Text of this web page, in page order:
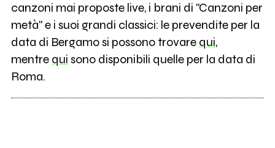
canzoni mai proposte live, i brani di "Canzoni per
metà" e i suoi grandi classici: le prevendite per la
data di Bergamo si possono trovare qui,
mentre qui sono disponibili quelle per la data di
Roma.